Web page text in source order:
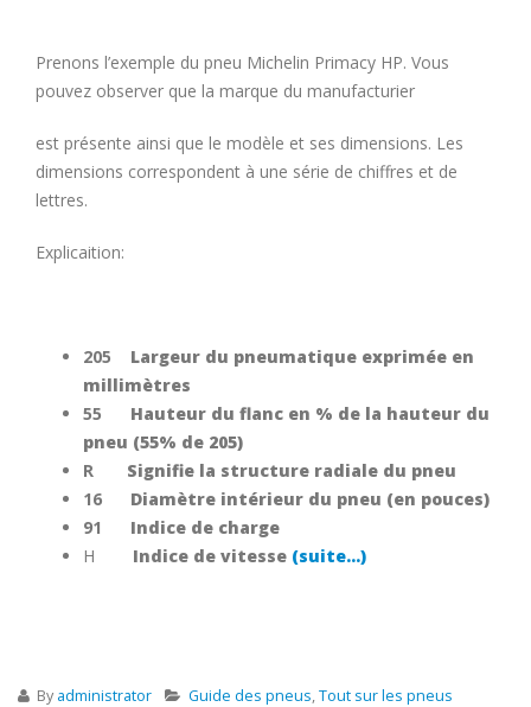
Prenons l’exemple du pneu Michelin Primacy HP. Vous
pouvez observer que la marque du manufacturier
est présente ainsi que le modèle et ses dimensions. Les
dimensions correspondent à une série de chiffres et de
lettres.
Explicaition:
205
Largeur du pneumatique exprimée en
millimètres
55
Hauteur du flanc en % de la hauteur du
pneu (55% de 205)
R
Signifie la structure radiale du pneu
16
Diamètre intérieur du pneu (en pouces)
91
Indice de charge
H Indice de vitesse (suite…)
By administrator Guide des pneus,Tout sur les pneus